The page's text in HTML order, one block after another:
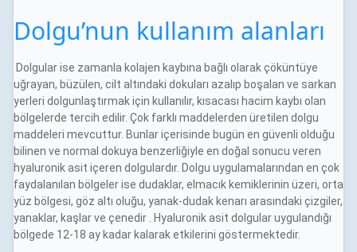
Dolgu’nun kullanım alanları
Dolgular ise zamanla kolajen kaybına bağlı olarak çöküntüye
uğrayan, büzülen, cilt altındaki dokuları azalıp boşalan ve sarkan
yerleri dolgunlaştırmak için kullanılır, kısacası hacim kaybı olan
bölgelerde tercih edilir. Çok farklı maddelerden üretilen dolgu
maddeleri mevcuttur. Bunlar içerisinde bugün en güvenli olduğu
bilinen ve normal dokuya benzerliğiyle en doğal sonucu veren
hyaluronik asit içeren dolgulardır. Dolgu uygulamalarından en çok
faydalanılan bölgeler ise dudaklar, elmacık kemiklerinin üzeri, orta
yüz bölgesi, göz altı oluğu, yanak-dudak kenarı arasındaki çizgiler,
yanaklar, kaşlar ve çenedir . Hyaluronik asit dolgular uygulandığı
bölgede 12-18 ay kadar kalarak etkilerini göstermektedir.